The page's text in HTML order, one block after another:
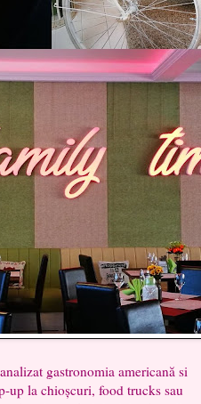
gastronomia americană si
up la chioșcuri, food trucks sau